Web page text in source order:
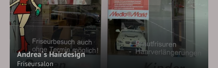
Andrea`s Hairdesign
Friseursalon